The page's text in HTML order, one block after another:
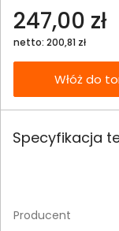
247,00 zł
netto: 200,81 zł
Włóż do
Specyfikacja
Producent